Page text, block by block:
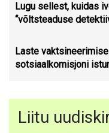
Lugu sellest, kuidas
“võltsteaduse
Laste
sotsiaalkomisjoni
Liitu